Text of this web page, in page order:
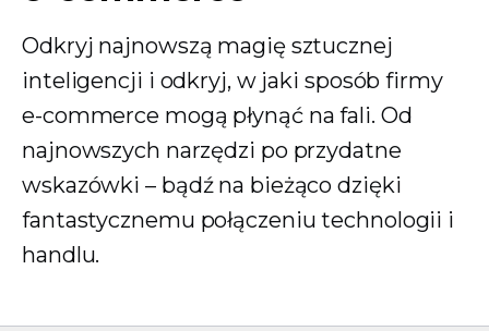
Odkryj najnowszą magię sztucznej
inteligencji i odkryj, w jaki sposób firmy
e-commerce mogą płynąć na fali. Od
najnowszych narzędzi po przydatne
wskazówki – bądź na bieżąco dzięki
fantastycznemu połączeniu technologii i
handlu.